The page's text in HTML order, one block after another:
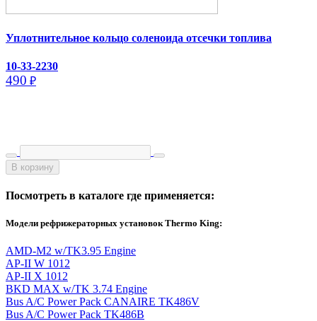
Уплотнительное кольцо соленоида отсечки топлива
10-33-2230
490 ₽
В корзину
Посмотреть в каталоге где применяется:
Модели рефрижераторных установок Thermo King:
AMD-M2 w/TK3.95 Engine
AP-II W 1012
AP-II X 1012
BKD MAX w/TK 3.74 Engine
Bus A/C Power Pack CANAIRE TK486V
Bus A/C Power Pack TK486B